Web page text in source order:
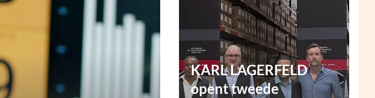
KARL LAGERFELD
opent tweede